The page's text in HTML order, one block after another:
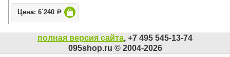
Цена: 6`240 Р
полная версия сайта, +7 495 545-13-74
095shop.ru © 2004-2026